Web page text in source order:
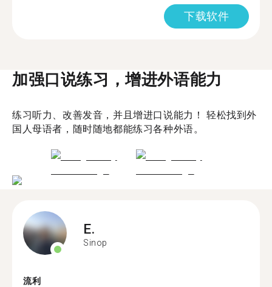
下载软件
加强口说练习，增进外语能力
练习听力、改善发音，并且增进口说能力！ 轻松找到外
国人母语者，随时随地都能练习各种外语。
E.
Sinop
流利